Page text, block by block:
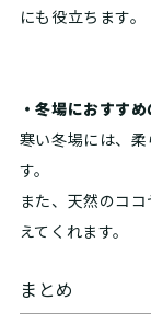
にも役立ちます。
・冬場におすす
寒い冬場には、
す。
また、天然のコ
えてくれます。
まとめ